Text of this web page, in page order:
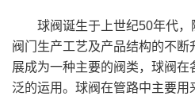
球阀诞生于上世纪50年代，
阀门生产工艺及产品结构的不
展成为一种主要的阀类，球阀
泛的运用。球阀在管路中主要